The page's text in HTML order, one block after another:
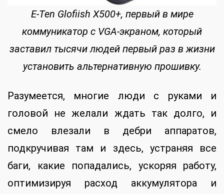
E-Ten Glofiish X500+, первый в мире
коммуникатор с VGA-экраном, который
заставил тысячи людей первый раз в жизни
установить альтернативную прошивку.
Разумеется, многие люди с руками и
головой не желали ждать так долго, и
смело влезали в дебри аппаратов,
подкручивая там и здесь, устраняя все
баги, какие попадались, ускоряя работу,
оптимизируя расход аккумулятора и